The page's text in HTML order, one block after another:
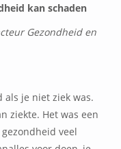
kan schaden
Gezondheid en
als je niet ziek was.
ziekte. Het was een
veel